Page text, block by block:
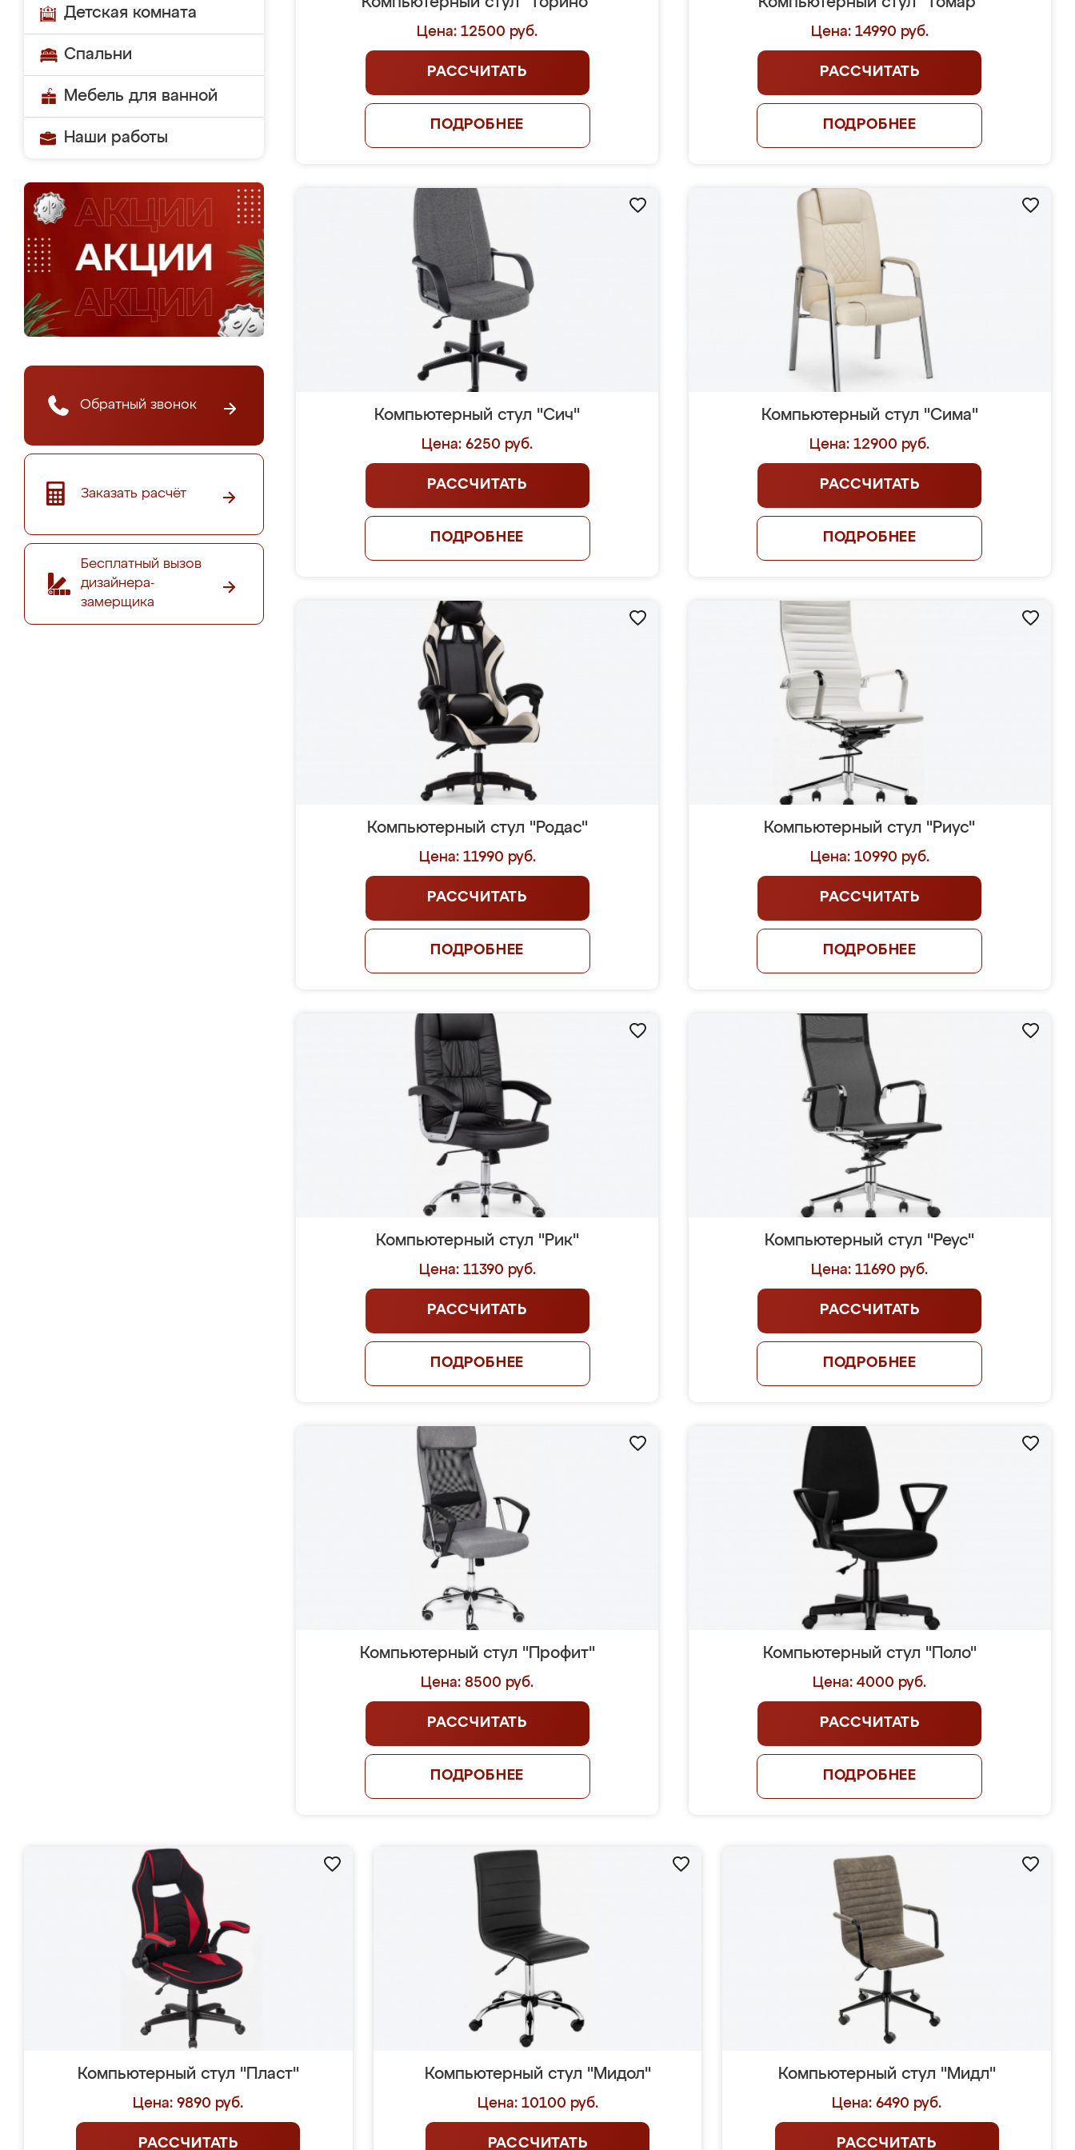
Детская комната
Спальни
Мебель для ванной
Наши работы
Обратный звонок
Заказать расчёт
Бесплатный вызов
дизайнера-
замерщика
Цена: 12500 руб.
РАССЧИТАТЬ
ПОДРОБНЕЕ
Цена: 14990 руб.
РАССЧИТАТЬ
ПОДРОБНЕЕ
Компьютерный стул "Сич"
Цена: 6250 руб.
РАССЧИТАТЬ
ПОДРОБНЕЕ
Компьютерный стул "Сима"
Цена: 12900 руб.
РАССЧИТАТЬ
ПОДРОБНЕЕ
Компьютерный стул "Родас"
Цена: 11990 руб.
РАССЧИТАТЬ
ПОДРОБНЕЕ
Компьютерный стул "Риус"
Цена: 10990 руб.
РАССЧИТАТЬ
ПОДРОБНЕЕ
Компьютерный стул "Рик"
Цена: 11390 руб.
РАССЧИТАТЬ
ПОДРОБНЕЕ
Компьютерный стул "Реус"
Цена: 11690 руб.
РАССЧИТАТЬ
ПОДРОБНЕЕ
Компьютерный стул "Профит"
Цена: 8500 руб.
РАССЧИТАТЬ
ПОДРОБНЕЕ
Компьютерный стул "Поло"
Цена: 4000 руб.
РАССЧИТАТЬ
ПОДРОБНЕЕ
Компьютерный стул "Пласт"
Цена: 9890 руб.
РАССЧИТАТЬ
Компьютерный стул "Мидол"
Цена: 10100 руб.
РАССЧИТАТЬ
Компьютерный стул "Мидл"
Цена: 6490 руб.
РАССЧИТАТЬ